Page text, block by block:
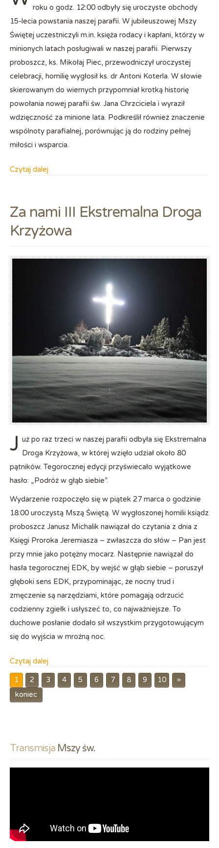
roku o godz. 12:00 odbyły się uroczyste obchody
15-lecia powstania naszej parafii. W jubileuszowej Mszy
Świętej uczestniczyli m.in. księża rodacy i kapłani, którzy w
minionych latach posługiwali w naszej parafii. Pierwszy
proboszcz, ks. Mikołaj Piec, przewodniczył uroczystej
celebracji, homilię wygłosił ks. dr Antoni Koterla. W słowie
skierowanym do wiernych przypomniał krotką historię
powołania nowej parafii św. Jana Chrzciciela i wyraził
wdzięczność za minione lata. Podkreślił również znaczenie
wspólnoty parafialnej, porównując ją do rodziny pełnej
miłości i wsparcia.
Czytaj dalej
Za nami III Ekstremalna Droga
Krzyżowa
J uż po raz trzeci w naszej parafii odbyła się Ekstremalna
Droga Krzyżowa, w której wzięło udział około 80
pątników. Tegorocznej edycji przyświecało wyjątkowe
hasło: „Podróż w głąb siebie”.
Wydarzenie rozpoczęło się w piątek 27 marca o godzinie
18:00 uroczystą Mszą Świętą. W wygłoszonej homilii ksiądz
proboszcz Janusz Michalik nawiązał do czytania z dnia z
Księgi Proroka Jeremiasza – zwłaszcza do słów – Pan jest
przy mnie jako potężny mocarz. Następnie nawiązał do
hasła tegorocznej EDK, by wejść w głąb siebie – poruszył
głęboki sens EDK, przypominając, że nocny trud i
zmęczenie są narzędziami, które pomagają odrzucić
codzienny zgiełk i usłyszeć to, co najważniejsze. To
duchowe posłanie dodało sił wszystkim przygotowującym
się do wyjścia w mroźną noc.
Czytaj dalej
1 2 3 4 5 6 7 8 9 10 »
koniec
Transmisja Mszy św.